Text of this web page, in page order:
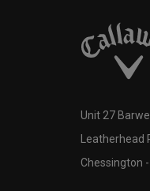
Unit 27
Leatherhead
Chessington